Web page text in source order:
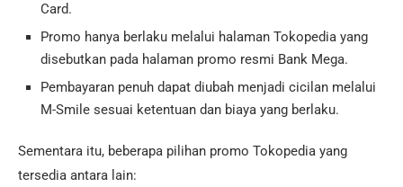
Card.
Promo hanya berlaku melalui halaman Tokopedia yang
disebutkan pada halaman promo resmi Bank Mega.
Pembayaran penuh dapat diubah menjadi cicilan melalui
M-Smile sesuai ketentuan dan biaya yang berlaku.
Sementara itu, beberapa pilihan promo Tokopedia yang
tersedia antara lain: